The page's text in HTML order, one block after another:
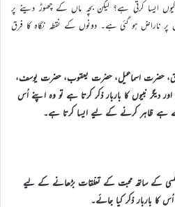
ایسا کرتی ہے؟ لیکن بچہ ماں کے چھوڑ دینے پر
پر ناراض ہو گئی ہے۔ دونوں کے نقطہ نگاہ کا فرق
حضرت اسماعیل، حضرت یعقوب، حضرت یوسف،
دیگر نبیوں کا باربار ذکر کرتا ہے تو وہ اپنے اُس
ہے ظاہر کرنے کے لیے ایسا کرتا ہے۔
کسی کے ساتھ محبت کے تعلّقات بڑھانے کے لیے
باربار ذکر کیا جائے۔